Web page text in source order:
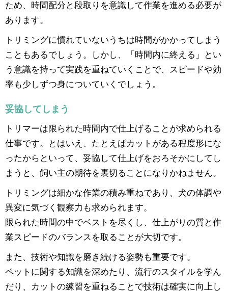
ため、時間配分と段取りを意識して作業を進める必要が
あります。
トリミングに慣れていないうちは時間がかかってしまう
こともあるでしょう。しかし、「時間内に終える」とい
う意識を持って実践を重ねていくことで、スピードや効
率も少しずつ身についていくでしょう。
妥協してしまう
トリマーは限られた時間内で仕上げることが求められる
仕事です。とはいえ、たとえばカットがある程度形にな
ったからといって、妥協して仕上げをおろそかにしてし
まうと、飼い主の期待を裏切ることになりかねません。
トリミングは細かな作業の積み重ねであり、犬の体調や
異変に気づく観察力も求められます。
限られた時間の中でベストを尽くし、仕上がりの質と作
業スピードのバランスを取ることが大切です。
また、技術や知識を磨き続ける姿勢も重要です。
ペットに関する知識を深めたり、流行のスタイルを学ん
だり、カットの練習を重ねることで技術は確実に向上し